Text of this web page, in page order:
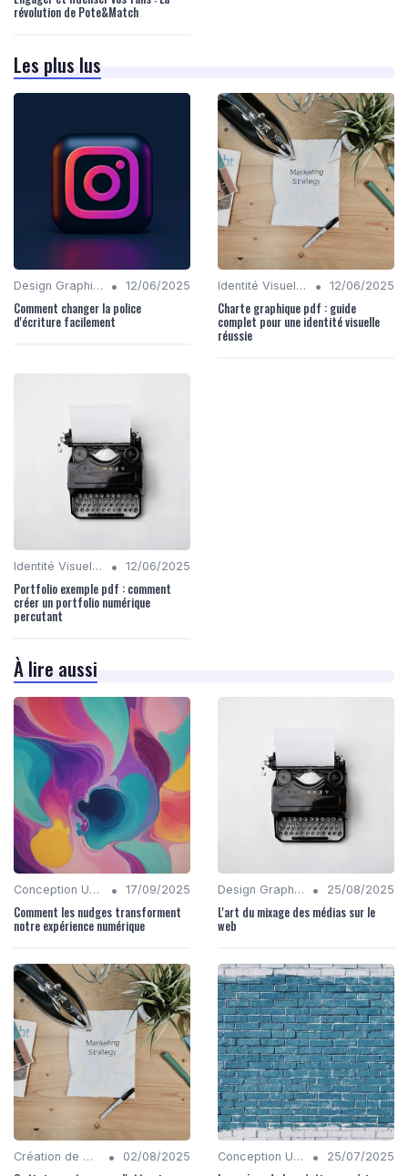
révolution de Pote&Match
Les plus lus
Design Graphique • 12/06/2025
Comment changer la police
d'écriture facilement
Identité Visuelle et Branding • 12/06/2025
Charte graphique pdf : guide
complet pour une identité visuelle
réussie
Identité Visuelle et Branding • 12/06/2025
Portfolio exemple pdf : comment
créer un portfolio numérique
percutant
À lire aussi
Conception UX/UI • 17/09/2025
Comment les nudges transforment
notre expérience numérique
Design Graphique • 25/08/2025
L'art du mixage des médias sur le
web
Création de Maquettes et Prototypes • 02/08/2025 Conception UX/UI • 25/07/2025